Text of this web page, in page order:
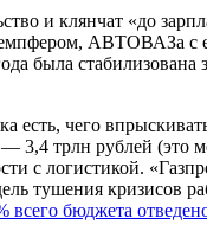
и клянчат «до
АВТОВАЗа с
была
есть, чего
3,4 трлн рублей
с логистикой.
тушения кризисов
всего бюджета